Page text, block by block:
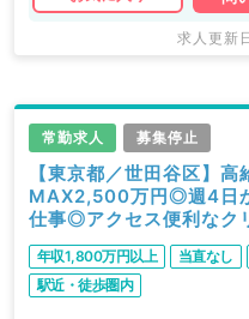
求人更新
常勤求人 募集停止
【東京都／世田谷区】
MAX2,500万円◎週4日
仕事◎アクセス便利なク
／常勤）
年収1,800万円以上 当直なし
駅近・徒歩圏内